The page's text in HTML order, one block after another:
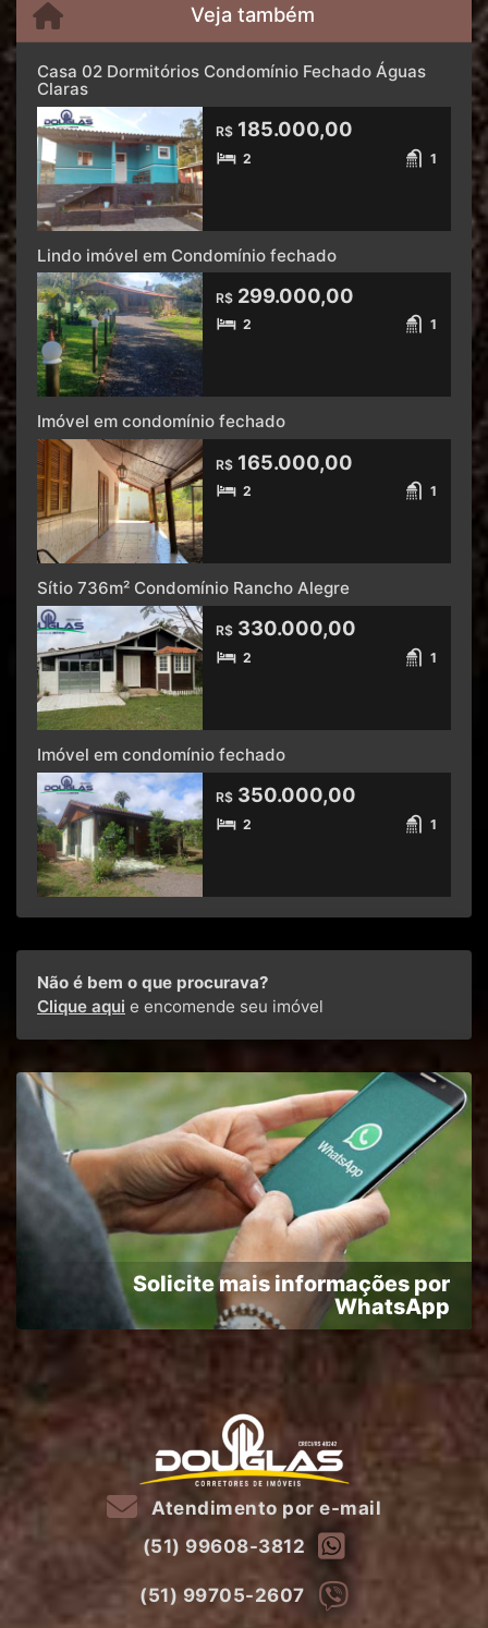
Veja também
Casa 02 Dormitórios Condomínio Fechado Águas
Claras
R$ 185.000,00
2 1
Lindo imóvel em Condomínio fechado
R$ 299.000,00
2 1
Imóvel em condomínio fechado
R$ 165.000,00
2 1
Sítio 736m² Condomínio Rancho Alegre
R$ 330.000,00
2 1
Imóvel em condomínio fechado
R$ 350.000,00
2 1
Não é bem o que procurava?
Clique aqui e encomende seu imóvel
Solicite mais informações por
WhatsApp
Atendimento por e-mail
(51) 99608-3812
(51) 99705-2607